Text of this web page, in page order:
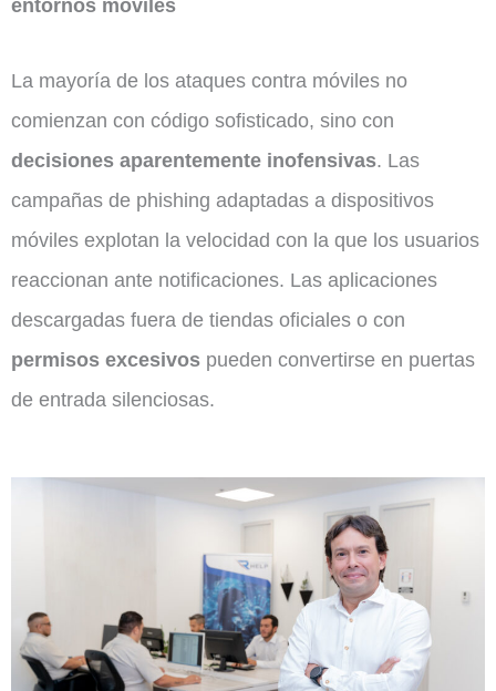
entornos móviles
La mayoría de los ataques contra móviles no
comienzan con código sofisticado, sino con
decisiones aparentemente inofensivas. Las
campañas de phishing adaptadas a dispositivos
móviles explotan la velocidad con la que los usuarios
reaccionan ante notificaciones. Las aplicaciones
descargadas fuera de tiendas oficiales o con
permisos excesivos pueden convertirse en puertas
de entrada silenciosas.